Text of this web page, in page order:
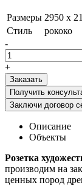
Размеры 2950 х
Стиль
рококо
-
+
Получить
Заключи договор
Описание
Объекты
Розетка
производим на
ценных пород